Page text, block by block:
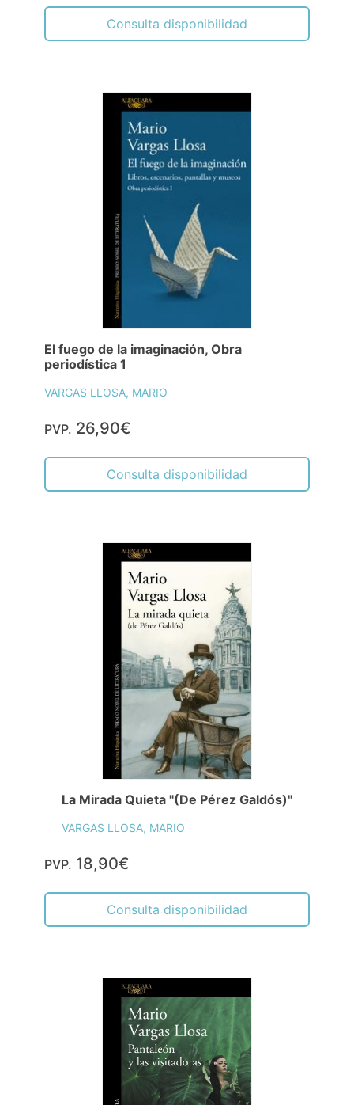
Consulta disponibilidad
El fuego de la imaginación, Obra
periodística 1
VARGAS LLOSA, MARIO
PVP. 26,90€
Consulta disponibilidad
La Mirada Quieta "(De Pérez Galdós)"
VARGAS LLOSA, MARIO
PVP. 18,90€
Consulta disponibilidad